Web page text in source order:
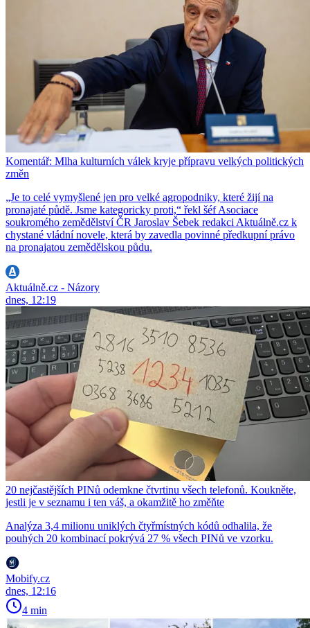
Komentář: Mlha kulturních válek kryje přípravu velkých politických
změn
„Je to celé vymyšlené jen pro velké agropodniky, které žijí na
pronajaté půdě. Jsme kategoricky proti,“ řekl šéf Asociace
soukromého zemědělství ČR Jaroslav Šebek redakci Aktuálně.cz k
chystané vládní novele, která by zavedla povinné předkupní právo
na pronajatou zemědělskou půdu.
Aktuálně.cz - Názory
dnes, 12:19
20 nejčastějších PINů odemkne čtvrtinu všech telefonů. Koukněte,
jestli je v seznamu i ten váš, a okamžitě ho změňte
Analýza 3,4 milionu uniklých čtyřmístných kódů odhalila, že
pouhých 20 kombinací pokrývá 27 % všech PINů ve vzorku.
Mobify.cz
dnes, 12:16
4 min